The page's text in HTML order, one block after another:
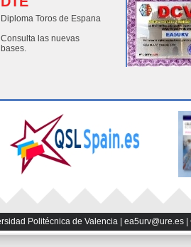
Diploma Toros de Espana
Consulta las nuevas
bases.
Politécnica de Valencia | ea5urv@ure.es